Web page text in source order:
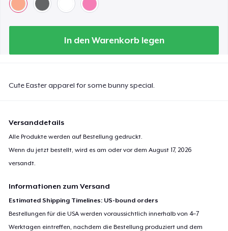
In den Warenkorb legen
Cute Easter apparel for some bunny special.
Versanddetails
Alle Produkte werden auf Bestellung gedruckt.
Wenn du jetzt bestellt, wird es am oder vor demAugust 17, 2026
versandt.
Informationen zum Versand
Estimated Shipping Timelines: US-bound orders
Bestellungen für die USA werden voraussichtlich innerhalb von 4–7
Werktagen eintreffen, nachdem die Bestellung produziert und dem